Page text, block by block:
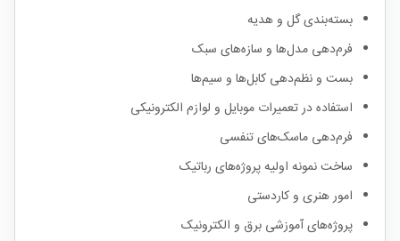
بسته‌بندی گل و هدیه
فرم‌دهی مدل‌ها و سازه‌های سبک
بست و نظم‌دهی کابل‌ها و سیم‌ها
استفاده در تعمیرات موبایل و لوازم الکترونیکی
فرم‌دهی ماسک‌های تنفسی
ساخت نمونه اولیه پروژه‌های رباتیک
امور هنری و کاردستی
پروژه‌های آموزشی برق و الکترونیک